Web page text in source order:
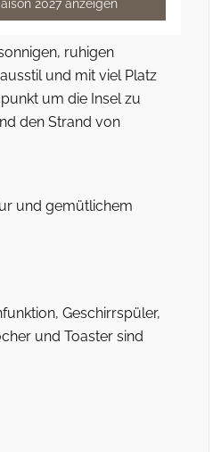
2027 anzeigen
ruhigen
und mit viel Platz
um die Insel zu
den Strand von
und gemütlichem
Geschirrspüler,
und Toaster sind